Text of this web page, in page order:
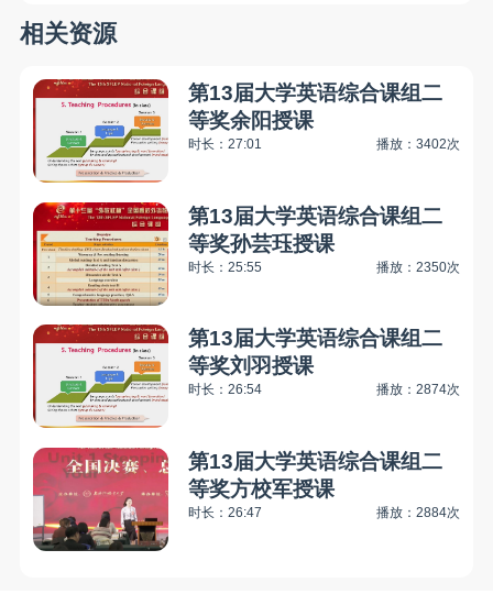
相关资源
第13届大学英语综合课组二
等奖余阳授课
时长：27:01 播放：3402次
第13届大学英语综合课组二
等奖孙芸珏授课
时长：25:55 播放：2350次
第13届大学英语综合课组二
等奖刘羽授课
时长：26:54 播放：2874次
第13届大学英语综合课组二
等奖方校军授课
时长：26:47 播放：2884次